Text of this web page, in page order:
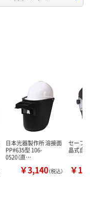
日本光器製作所 溶接面
PP#635型 106-
0520（直…
￥3,140（税込）
セーフ
晶式自
￥